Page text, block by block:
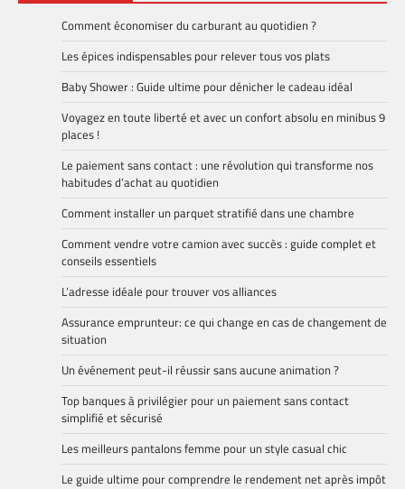
Comment économiser du carburant au quotidien ?
Les épices indispensables pour relever tous vos plats
Baby Shower : Guide ultime pour dénicher le cadeau idéal
Voyagez en toute liberté et avec un confort absolu en minibus 9
places !
Le paiement sans contact : une révolution qui transforme nos
habitudes d’achat au quotidien
Comment installer un parquet stratifié dans une chambre
Comment vendre votre camion avec succès : guide complet et
conseils essentiels
L’adresse idéale pour trouver vos alliances
Assurance emprunteur: ce qui change en cas de changement de
situation
Un événement peut-il réussir sans aucune animation ?
Top banques à privilégier pour un paiement sans contact
simplifié et sécurisé
Les meilleurs pantalons femme pour un style casual chic
Le guide ultime pour comprendre le rendement net après impôt